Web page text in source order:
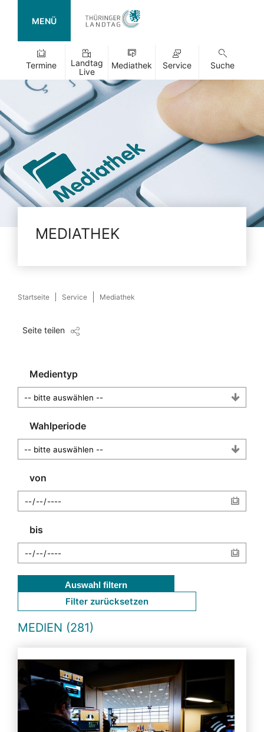
MENÜ
Termine
Landtag
Live
Mediathek Service Suche
MEDIATHEK
Startseite Service Mediathek
Seite teilen
Medientyp
Wahlperiode
von
bis
Auswahl filtern
Filter zurücksetzen
MEDIEN (281)